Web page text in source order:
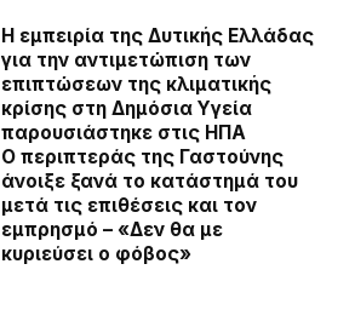
Η εμπειρία της Δυτικής Ελλάδας
για την αντιμετώπιση των
επιπτώσεων της κλιματικής
κρίσης στη Δημόσια Υγεία
παρουσιάστηκε στις ΗΠΑ
Ο περιπτεράς της Γαστούνης
άνοιξε ξανά το κατάστημά του
μετά τις επιθέσεις και τον
εμπρησμό – «Δεν θα με
κυριεύσει ο φόβος»